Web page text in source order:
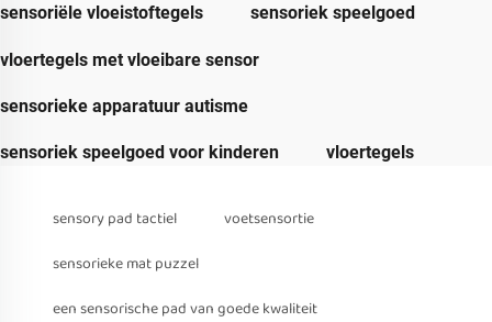
sensoriële vloeistoftegels sensoriek speelgoed
vloertegels met vloeibare sensor
sensorieke apparatuur autisme
sensoriek speelgoed voor kinderen vloertegels
sensory pad tactiel
voetsensortie
sensorieke mat puzzel
een sensorische pad van goede kwaliteit